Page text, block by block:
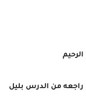
من الدرس بليل